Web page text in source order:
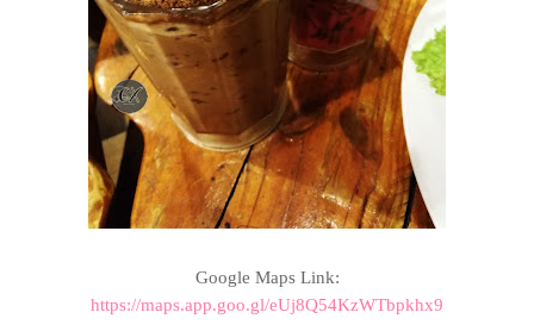
Google Maps Link:
https://maps.app.goo.gl/eUj8Q54KzWTbpkhx9